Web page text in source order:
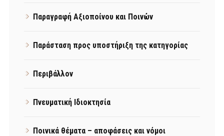
Παραγραφή Αξιοποίνου και Ποινών
Παράσταση προς υποστήριξη της κατηγορίας
Περιβάλλον
Πνευματική Ιδιοκτησία
Ποινικά θέματα – αποφάσεις και νόμοι